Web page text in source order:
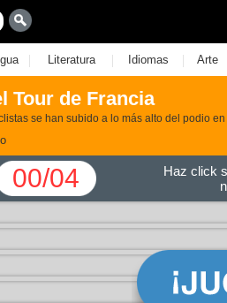
| Literatura | Idiomas | Arte
Tour de Francia
se han subido a lo más alto del podio
00/04
Haz click